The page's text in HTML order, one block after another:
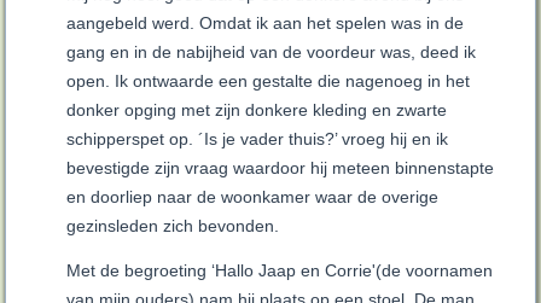
aangebeld werd. Omdat ik aan het spelen was in de
gang en in de nabijheid van de voordeur was, deed ik
open. Ik ontwaarde een gestalte die nagenoeg in het
donker opging met zijn donkere kleding en zwarte
schipperspet op. ´Is je vader thuis?’ vroeg hij en ik
bevestigde zijn vraag waardoor hij meteen binnenstapte
en doorliep naar de woonkamer waar de overige
gezinsleden zich bevonden.
Met de begroeting ‘Hallo Jaap en Corrie'(de voornamen